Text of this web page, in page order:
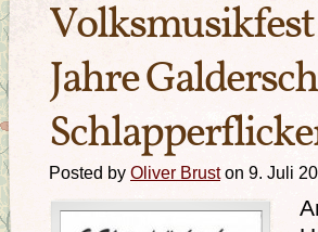
Jahre
Posted by Oliver Bruston 9. Juli